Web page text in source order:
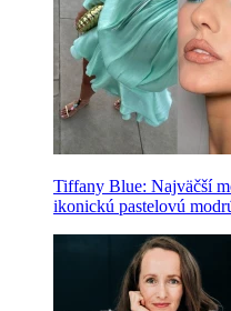
Tiffany Blue: Najväčší
ikonickú pastelovú